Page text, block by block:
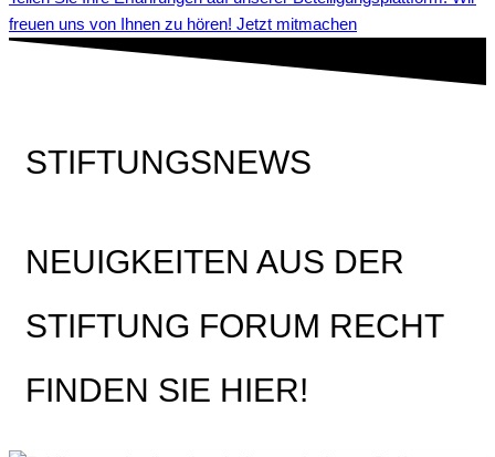
freuen uns von Ihnen zu hören! Jetzt mitmachen
STIFTUNGSNEWS
NEUIGKEITEN AUS DER
STIFTUNG FORUM RECHT
FINDEN SIE HIER!